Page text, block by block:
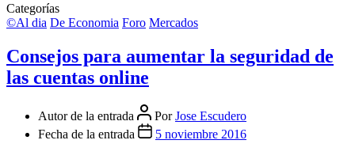
Categorías
©Al dia De Economia Foro Mercados
Consejos para aumentar la seguridad de
las cuentas online
Autor de la entrada PorJose Escudero
Fecha de la entrada
5 noviembre 2016